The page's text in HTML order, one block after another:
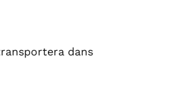
dans